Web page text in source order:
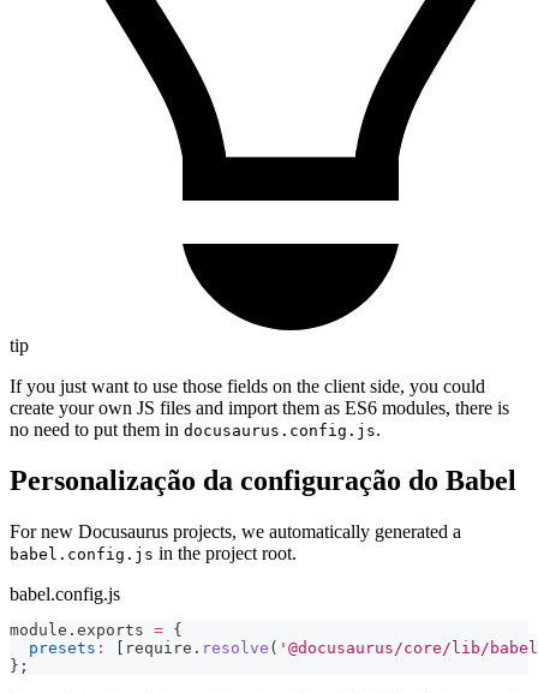
tip
If you just want to use those fields on the client side, you could
create your own JS files and import them as ES6 modules, there is
no need to put them in docusaurus.config.js.
Personalização da configuração do Babel
For new Docusaurus projects, we automatically generated a
babel.config.js in the project root.
babel.config.js
module . exports = {
presets : require . resolve ( '@docusaurus/core/lib/
} ;